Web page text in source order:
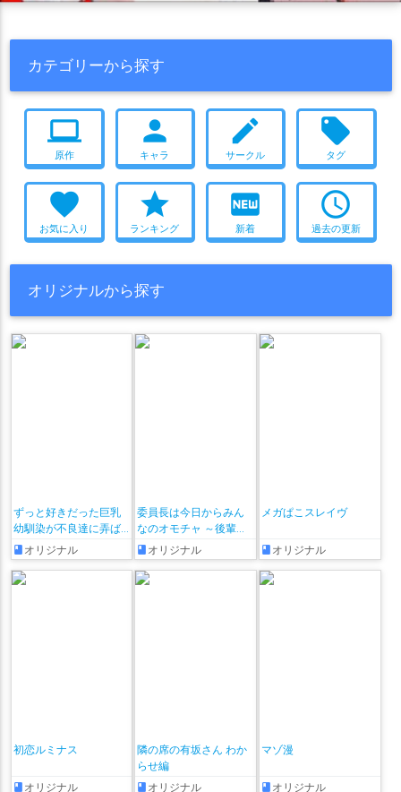
カテゴリーから探す
computer
原作
person
キャラ
create
サークル
local_offer
タグ
favorite
お気に入り
star
ランキング
fiber_new
新着
access_time
過去の更新
オリジナルから探す
ずっと好きだった巨乳
幼馴染が不良達に弄ば
れた七日間 その後
オリジナル
委員長は今日からみん
なのオモチャ ～後輩に
全部晒されちゃう編♡
～ + おまけ漫画♡
オリジナル
メガぱこスレイヴ
オリジナル
初恋ルミナス
オリジナル
隣の席の有坂さん わか
らせ編
オリジナル
マゾ漫
オリジナル